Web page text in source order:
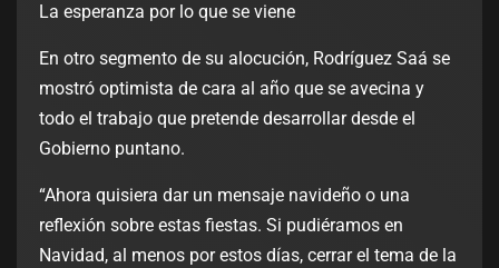
La esperanza por lo que se viene
En otro segmento de su alocución, Rodríguez Saá se
mostró optimista de cara al año que se avecina y
todo el trabajo que pretende desarrollar desde el
Gobierno puntano.
“Ahora quisiera dar un mensaje navideño o una
reflexión sobre estas fiestas. Si pudiéramos en
Navidad, al menos por estos días, cerrar el tema de la